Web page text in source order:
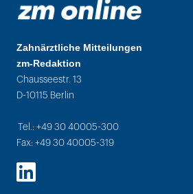
Zahnärztliche Mitteilungen
zm-Redaktion
Chausseestr. 13
D-10115 Berlin
Tel.: +49 30 40005-300
Fax: +49 30 40005-319
LinkedIn